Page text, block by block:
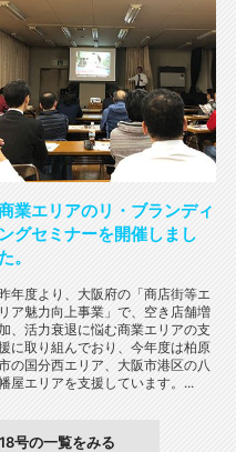
業エリアのリ・ブランディ
ングセミナーを開催しまし
た。
年度より、大阪府の「商店街等エ
リア魅力向上事業」で、空き店舗増
、活力衰退に悩む商業エリアの支
に取り組んでおり、今年度は柏原
の国分西エリア、大阪市港区の八
屋エリアを支援しています。...
号の一覧をみる